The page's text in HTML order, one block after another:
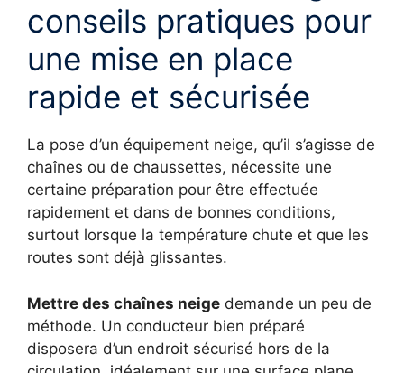
conseils pratiques pour
une mise en place
rapide et sécurisée
La pose d’un équipement neige, qu’il s’agisse de
chaînes ou de chaussettes, nécessite une
certaine préparation pour être effectuée
rapidement et dans de bonnes conditions,
surtout lorsque la température chute et que les
routes sont déjà glissantes.
Mettre des chaînes neige demande un peu de
méthode. Un conducteur bien préparé
disposera d’un endroit sécurisé hors de la